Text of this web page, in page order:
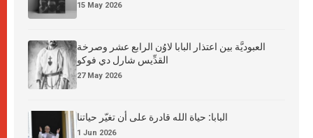
15 May 2026
العبوديَّة بين اعتذار البابا لاوُن الرابع عشر وصرخة
القدِّيس شارل دي فوكو
27 May 2026
البابا: حياة الله قادرة على أن تغيّر حياتنا
1 Jun 2026